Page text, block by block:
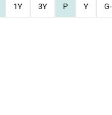
1Y 3Y P Y